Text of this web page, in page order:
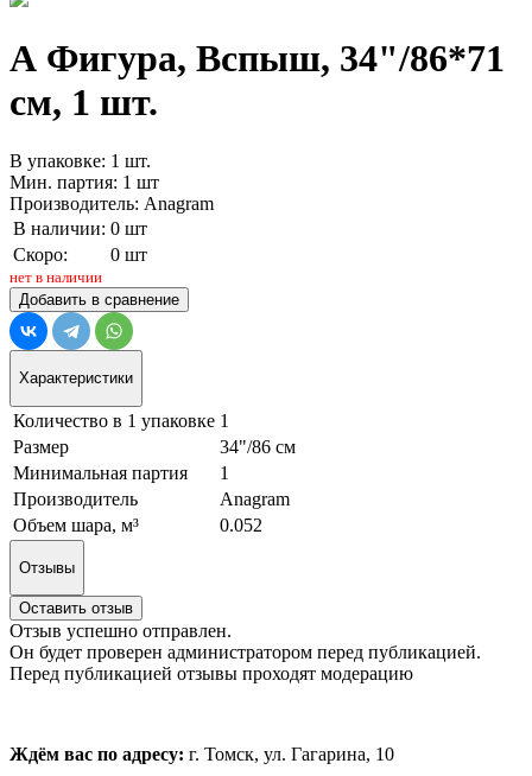
А Фигура, Вспыш, 34"/86*71
см, 1 шт.
В упаковке: 1 шт.
Мин. партия: 1 шт
Производитель: Anagram
В наличии: 0 шт
Скоро:
0 шт
нет в наличии
Добавить в сравнение
Характеристики
Количество в 1 упаковке 1
Размер
34"/86 см
Минимальная партия
1
Производитель
Anagram
Объем шара, м³
0.052
Отзывы
Оставить отзыв
Отзыв успешно отправлен.
Он будет проверен администратором перед публикацией.
Перед публикацией отзывы проходят модерацию
Ждём вас по адресу: г. Томск, ул. Гагарина, 10